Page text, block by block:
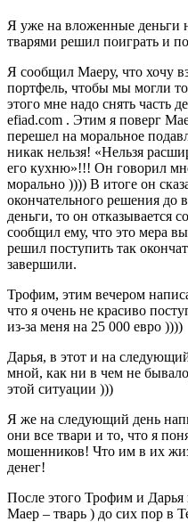
Я уже на вложенные деньги
тварями решил поиграть и
Я сообщил Маеру, что хочу
портфель, чтобы мы могли
этого мне надо снять часть
efiad.com . Этим я поверг
перешел на моральное
никак нельзя! «Нельзя
его кухню»!!! Он говорил
морально )))) В итоге он
окончательного решения до
деньги, то он отказывается
сообщил ему, что это мера
решил поступить так
завершили.
Трофим, этим вечером
что я очень не красиво
из-за меня на 25 000 евро ))))
Дарья, в этот и на
мной, как ни в чем не
этой ситуации )))
Я же на следующий день
они все твари и то, что я
мошенников! Что им в их
денег!
После этого Трофим и
Маер – тварь ) до сих пор в